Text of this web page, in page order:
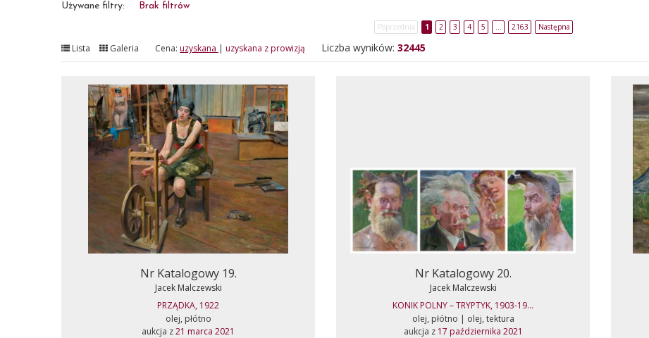
Używane filtry: Brak filtrów
Poprzednia 1 2 3 4 5 … 2163 Następna
Lista Galeria Cena: uzyskana | uzyskana z prowizją Liczba wyników: 32445
Nr Katalogowy 19.
Jacek Malczewski
PRZĄDKA, 1922
olej, płótno
aukcja z21 marca 2021
Nr Katalogowy 20.
Jacek Malczewski
KONIK POLNY – TRYPTYK, 1903-19...
olej, płótno | olej, tektura
aukcja z 17 października 2021